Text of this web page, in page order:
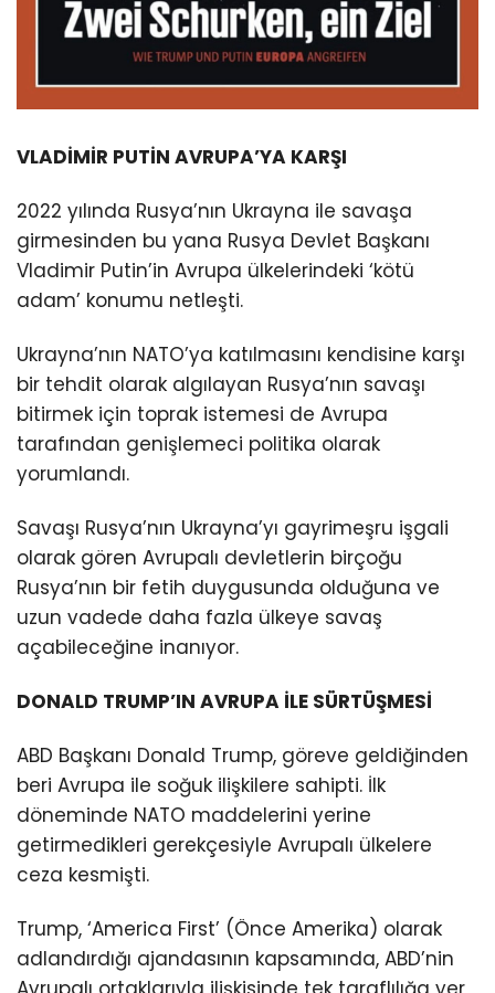
VLADİMİR PUTİN AVRUPA’YA KARŞI
2022 yılında Rusya’nın Ukrayna ile savaşa
girmesinden bu yana Rusya Devlet Başkanı
Vladimir Putin’in Avrupa ülkelerindeki ‘kötü
adam’ konumu netleşti.
Ukrayna’nın NATO’ya katılmasını kendisine karşı
bir tehdit olarak algılayan Rusya’nın savaşı
bitirmek için toprak istemesi de Avrupa
tarafından genişlemeci politika olarak
yorumlandı.
Savaşı Rusya’nın Ukrayna’yı gayrimeşru işgali
olarak gören Avrupalı devletlerin birçoğu
Rusya’nın bir fetih duygusunda olduğuna ve
uzun vadede daha fazla ülkeye savaş
açabileceğine inanıyor.
DONALD TRUMP’IN AVRUPA İLE SÜRTÜŞMESİ
ABD Başkanı Donald Trump, göreve geldiğinden
beri Avrupa ile soğuk ilişkilere sahipti. İlk
döneminde NATO maddelerini yerine
getirmedikleri gerekçesiyle Avrupalı ülkelere
ceza kesmişti.
Trump, ‘America First’ (Önce Amerika) olarak
adlandırdığı ajandasının kapsamında, ABD’nin